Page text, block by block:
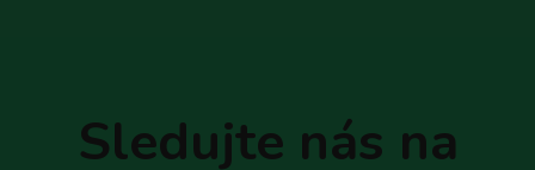
Sledujte nás na